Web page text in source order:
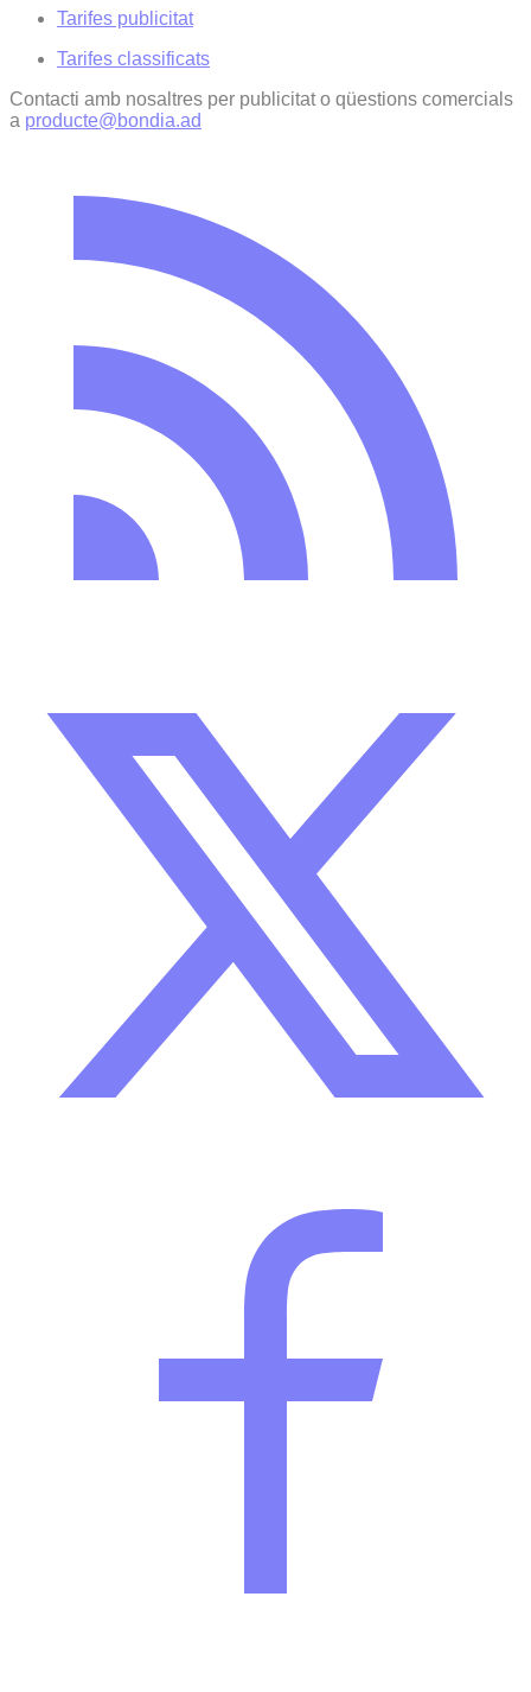
Tarifes publicitat
Tarifes classificats
Contacti amb nosaltres per publicitat o qüestions comercials
a producte@bondia.ad